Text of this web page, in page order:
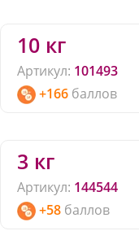
10 кг
Артикул: 101493
+166 баллов
3 кг
Артикул: 144544
+58 баллов